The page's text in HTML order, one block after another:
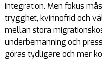
integration. Men fokus
trygghet, kvinnofrid och
mellan stora
underbemanning och
göras tydligare och mer